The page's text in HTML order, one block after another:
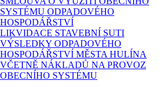
SYSTÉMU ODPADOVÉHO
HOSPODÁŘSTVÍ
LIKVIDACE STAVEBNÍ SUTI
VÝSLEDKY ODPADOVÉHO
HOSPODÁŘSTVÍ MĚSTA HULÍNA
VČETNĚ NÁKLADŮ NA PROVOZ
OBECNÍHO SYSTÉMU